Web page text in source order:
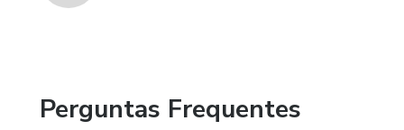
Perguntas Frequentes